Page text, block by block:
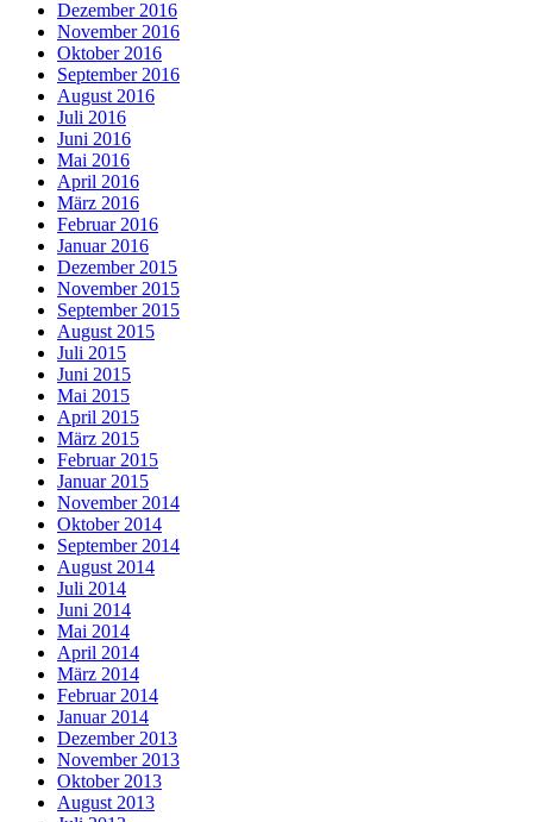
Dezember 2016
November 2016
Oktober 2016
September 2016
August 2016
Juli 2016
Juni 2016
Mai 2016
April 2016
März 2016
Februar 2016
Januar 2016
Dezember 2015
November 2015
September 2015
August 2015
Juli 2015
Juni 2015
Mai 2015
April 2015
März 2015
Februar 2015
Januar 2015
November 2014
Oktober 2014
September 2014
August 2014
Juli 2014
Juni 2014
Mai 2014
April 2014
März 2014
Februar 2014
Januar 2014
Dezember 2013
November 2013
Oktober 2013
August 2013